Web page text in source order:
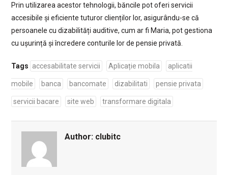
Prin utilizarea acestor tehnologii, băncile pot oferi servicii
accesibile și eficiente tuturor clienților lor, asigurându-se că
persoanele cu dizabilități auditive, cum ar fi Maria, pot gestiona
cu ușurință și încredere conturile lor de pensie privată.
Tags accesabilitate servicii Aplicație mobila aplicatii
mobile banca bancomate dizabilitati pensie privata
servicii bacare site web transformare digitala
Author: clubitc